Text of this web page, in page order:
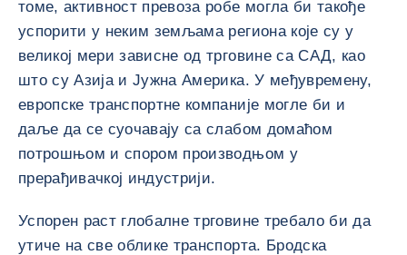
томе, активност превоза робе могла би такође
успорити у неким земљама региона које су у
великој мери зависне од трговине са САД, као
што су Азија и Јужна Америка. У међувремену,
европске транспортне компаније могле би и
даље да се суочавају са слабом домаћом
потрошњом и спором производњом у
прерађивачкој индустрији.
Успорен раст глобалне трговине требало би да
утиче на све облике транспорта. Бродска